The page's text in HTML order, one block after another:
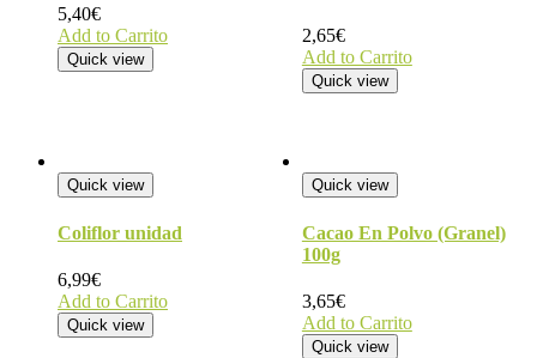
5,40€
Add to Carrito
Quick view
2,65€
Add to Carrito
Quick view
Quick view
Coliflor unidad
6,99€
Add to Carrito
Quick view
Quick view
Cacao En Polvo (Granel)
100g
3,65€
Add to Carrito
Quick view